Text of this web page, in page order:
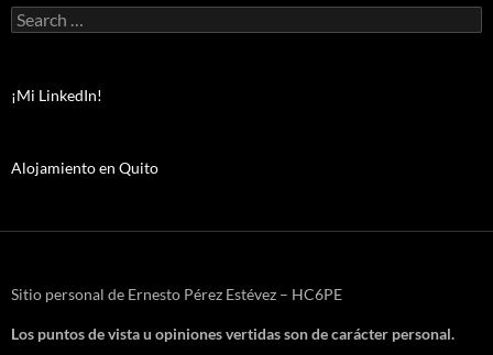
Search
for:
¡Mi LinkedIn!
Alojamiento en Quito
Sitio personal de Ernesto Pérez Estévez – HC6PE
Los puntos de vista u opiniones vertidas son de carácter personal.